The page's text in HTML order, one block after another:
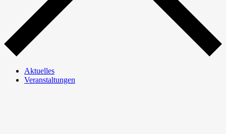
Aktuelles
Veranstaltungen